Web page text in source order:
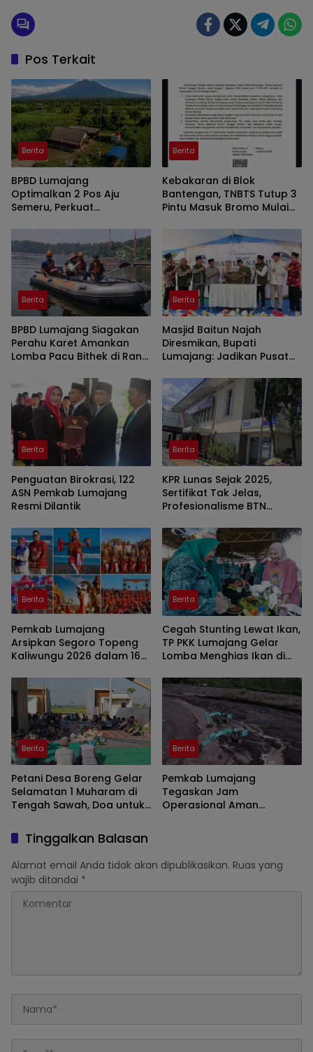
Pos Terkait
Berita
BPBD Lumajang
Optimalkan 2 Pos Aju
Semeru, Perkuat
Rawan Lahar
Berita
Kebakaran di Blok
Bantengan, TNBTS Tutup 3
Pintu Masuk Bromo Mulai
Berita
BPBD Lumajang Siagakan
Perahu Karet Amankan
Lomba Pacu Bithek di Ranu
Berita
Masjid Baitun Najah
Diresmikan, Bupati
Lumajang: Jadikan Pusat
Berita
Penguatan Birokrasi, 122
ASN Pemkab Lumajang
Resmi Dilantik
Berita
KPR Lunas Sejak 2025,
Sertifikat Tak Jelas,
Profesionalisme BTN
Berita
Pemkab Lumajang
Arsipkan Segoro Topeng
Kaliwungu 2026 dalam 160
Berita
Cegah Stunting Lewat Ikan,
TP PKK Lumajang Gelar
Lomba Menghias Ikan di
Berita
Petani Desa Boreng Gelar
Selamatan 1 Muharam di
Tengah Sawah, Doa untuk
Berita
Pemkab Lumajang
Tegaskan Jam
Operasional Aman
Tinggalkan Balasan
Alamat email Anda tidak akan dipublikasikan. Ruas yang
wajib ditandai *